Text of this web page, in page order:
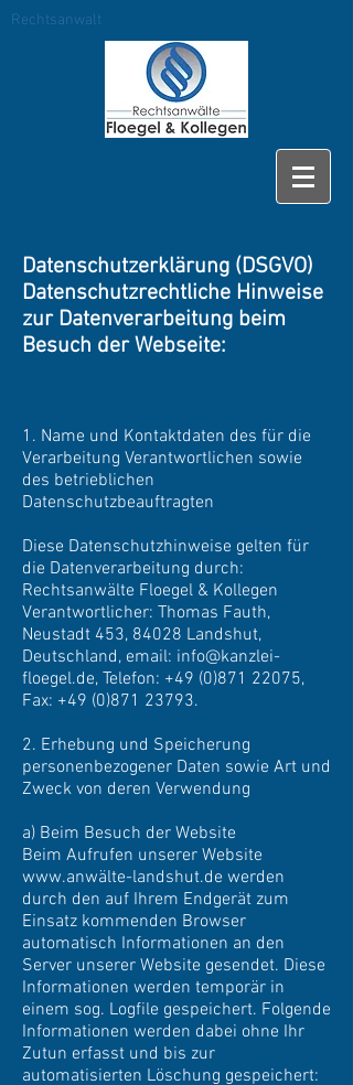
Rechtsanwalt
Datenschutzerklärung (DSGVO)
Datenschutzrechtliche Hinweise
zur Datenverarbeitung beim
Besuch der Webseite:
1. Name und Kontaktdaten des für die
Verarbeitung Verantwortlichen sowie
des betrieblichen
Datenschutzbeauftragten
Diese Datenschutzhinweise gelten für
die Datenverarbeitung durch:
Rechtsanwälte Floegel & Kollegen
Verantwortlicher: Thomas Fauth,
Neustadt 453, 84028 Landshut,
Deutschland, email: info@kanzlei-
floegel.de, Telefon: +49 (0)871 22075,
Fax: +49 (0)871 23793.
2. Erhebung und Speicherung
personenbezogener Daten sowie Art und
Zweck von deren Verwendung
a) Beim Besuch der Website
Beim Aufrufen unserer Website
www.anwälte-landshut.de werden
durch den auf Ihrem Endgerät zum
Einsatz kommenden Browser
automatisch Informationen an den
Server unserer Website gesendet. Diese
Informationen werden temporär in
einem sog. Logfile gespeichert. Folgende
Informationen werden dabei ohne Ihr
Zutun erfasst und bis zur
automatisierten Löschung gespeichert: